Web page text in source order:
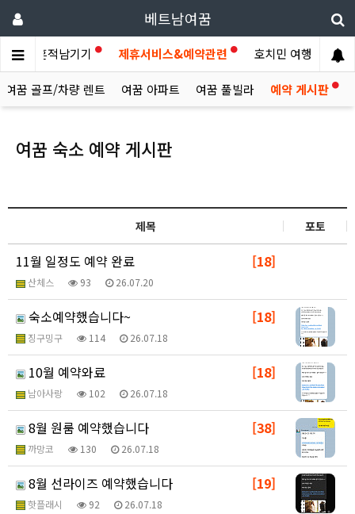
베트남여꿈
기 흔적남기기 제휴서비스&예약관련 호치민 여행후기
여꿈 골프/차량 렌트 여꿈 아파트 여꿈 풀빌라 예약 게시판
여꿈 숙소 예약 게시판
제목 포토
[18]
11월 일정도 예약 완료
산체스 93 26.07.20
[18]
숙소예약했습니다~
징구밍구 114 26.07.18
[18]
10월 예약와료
남아사랑 102 26.07.18
[38]
8월 원룸 예약했습니다
까망코 130 26.07.18
[19]
8월 선라이즈 예약했습니다
핫플래시 92 26.07.18